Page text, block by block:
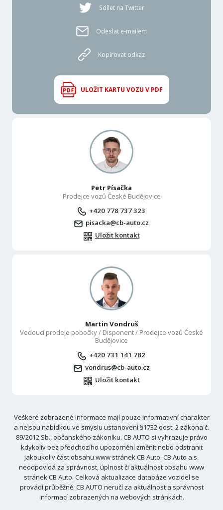
Sdílet na Twitter
Odeslat e-mailem
Kopírovat odkaz
ULOŽIT KARTU VOZU V PDF
Petr Písačka
Prodejce vozů České Budějovice
+420 778 737 323
pisacka@cb-auto.cz
Uložit kontakt
Martin Vondruš
Vedoucí prodeje pobočky / Disponent / Prodejce vozů České
Budějovice
+420 731 141 782
vondrus@cb-auto.cz
Uložit kontakt
Veškeré zobrazené informace mají pouze informativní charakter
a nejsou nabídkou ve smyslu ustanovení §1732 odst. 2 zákona č.
89/2012 Sb., občanského zákoníku. CB AUTO si vyhrazuje právo
kdykoliv bez předchozího upozornění změnit nebo odstranit
jakoukoliv část obsahu www stránek CB Auto. CB Auto a.s.
neodpovídá za správnost, úplnost či aktuálnost obsahu www
stránek CB Auto. Celková aktualizace databáze vozidel se
provádí průběžně. CB AUTO neručí za aktuálnost a správnost
informací zobrazených na webových stránkách.